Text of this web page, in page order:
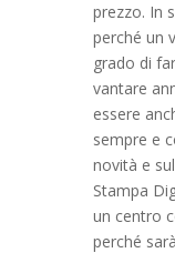
prezzo. In
perché un
grado di
vantare
essere
sempre e
novità e
Stampa
un centro
perché